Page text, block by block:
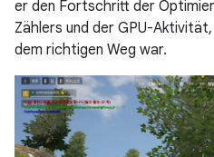
er den Fortschritt der
Zählers und der GPU-
dem richtigen Weg war.